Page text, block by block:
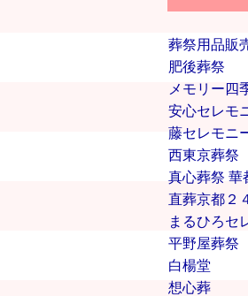
葬祭用品販
肥後葬祭
メモリー四
安心セレモ
藤セレモニ
西東京葬祭
真心葬祭 華
直葬京都２
まるひろセ
平野屋葬祭
白楊堂
想心葬